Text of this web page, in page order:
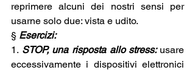
reprimere alcuni dei nostri sensi per
usarne solo due: vista e udito.
§ Esercizi:
1. STOP, una risposta allo stress: usare
eccessivamente i dispositivi elettronici